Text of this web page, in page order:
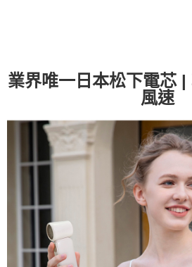
業界唯一日本松下電芯
風速